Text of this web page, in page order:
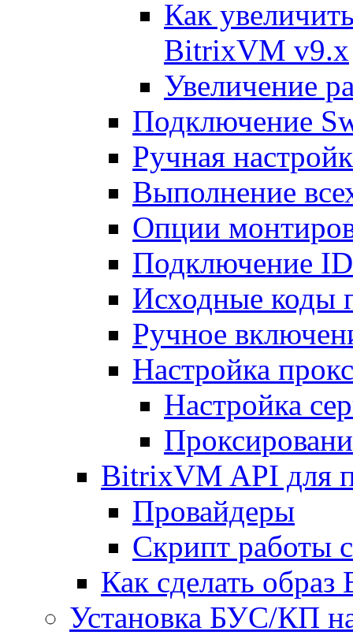
Как
BitrixVM v9.x
Увеличение
Подключение
Ручная
Выполнение
Опции
Подключение
Исходные коды
Ручное
Настройка
Настройка
BitrixVM API для
Провайдеры
Скрипт работы
Как сделать
Установка БУС/КП